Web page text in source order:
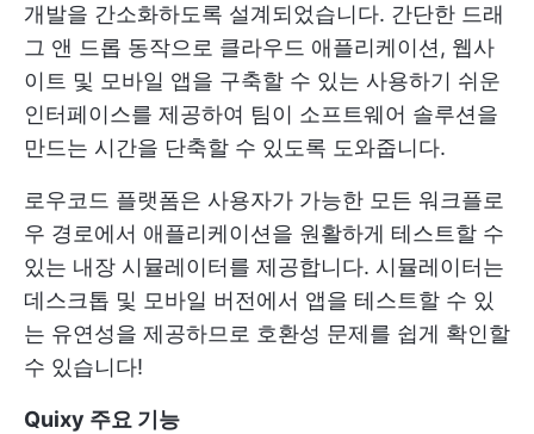
개발을 간소화하도록 설계되었습니다. 간단한 드래
그 앤 드롭 동작으로 클라우드 애플리케이션, 웹사
이트 및 모바일 앱을 구축할 수 있는 사용하기 쉬운
인터페이스를 제공하여 팀이 소프트웨어 솔루션을
만드는 시간을 단축할 수 있도록 도와줍니다.
로우코드 플랫폼은 사용자가 가능한 모든 워크플로
우 경로에서 애플리케이션을 원활하게 테스트할 수
있는 내장 시뮬레이터를 제공합니다. 시뮬레이터는
데스크톱 및 모바일 버전에서 앱을 테스트할 수 있
는 유연성을 제공하므로 호환성 문제를 쉽게 확인할
수 있습니다!
Quixy 주요 기능